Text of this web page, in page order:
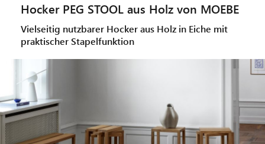
Hocker PEG STOOL aus Holz von MOEBE
Vielseitig nutzbarer Hocker aus Holz in Eiche mit
praktischer Stapelfunktion